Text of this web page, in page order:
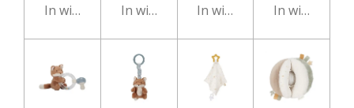
In winkelwagenIn winkelwagenIn winkelwagen
In